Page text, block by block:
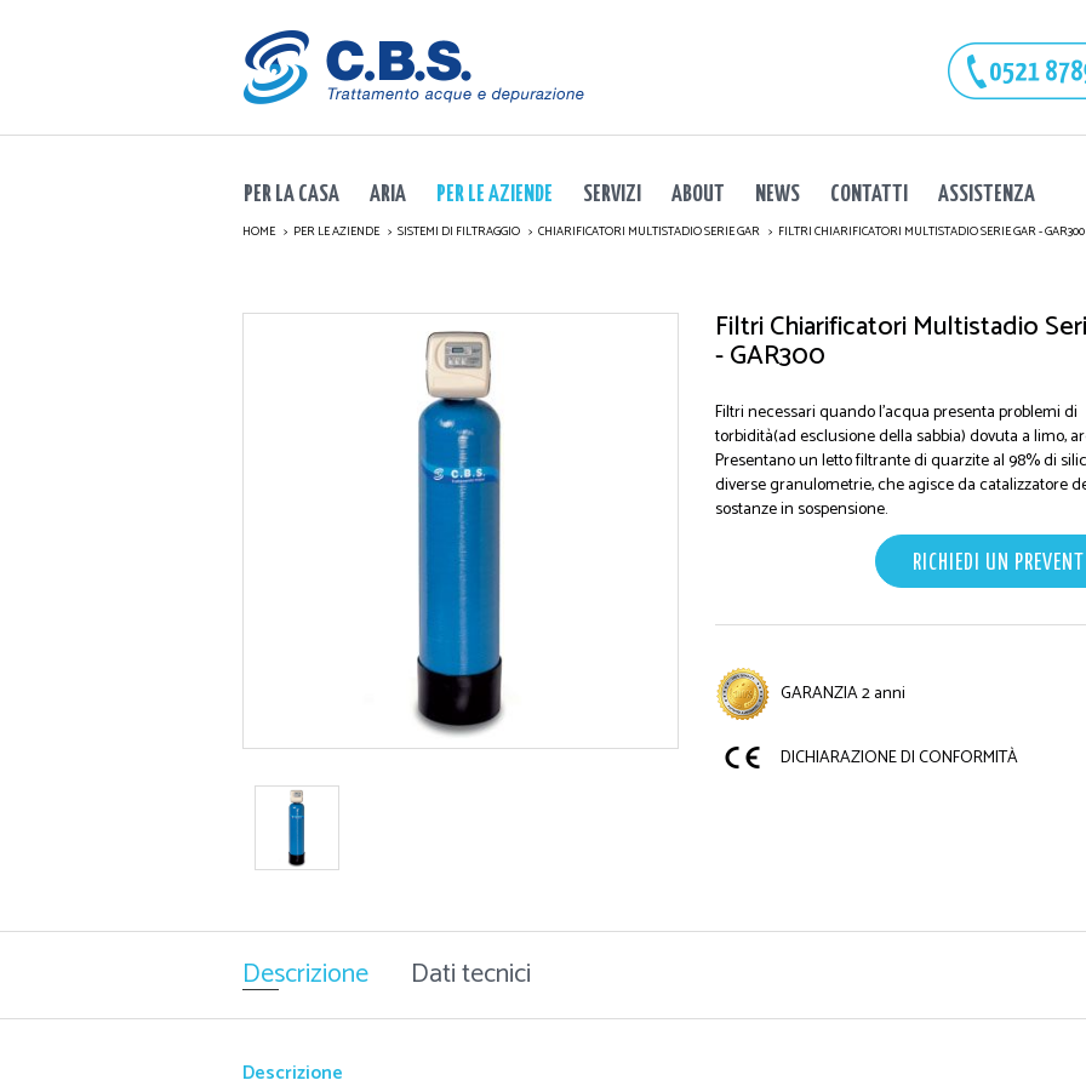
PER LA CASA ARIA PER LE AZIENDE SERVIZI ABOUT NEWS CONTATTI ASSISTENZA
HOME PER LE AZIENDE SISTEMI DI FILTRAGGIO CHIARIFICATORI MULTISTADIO SERIE GAR FILTRI CHIARIFICATORI MULTISTADIO SERIE GAR - GAR300
Filtri Chiarificatori Multistadio
- GAR300
Filtri necessari quando l'acqua presenta problemi di
torbidità(ad esclusione della sabbia) dovuta a limo,
Presentano un letto filtrante di quarzite al 98% di
diverse granulometrie, che agisce da catalizzatore
sostanze in sospensione.
RICHIEDI UN
GARANZIA 2 anni
DICHIARAZIONE DI CONFORMITÀ
Descrizione Dati tecnici
Descrizione